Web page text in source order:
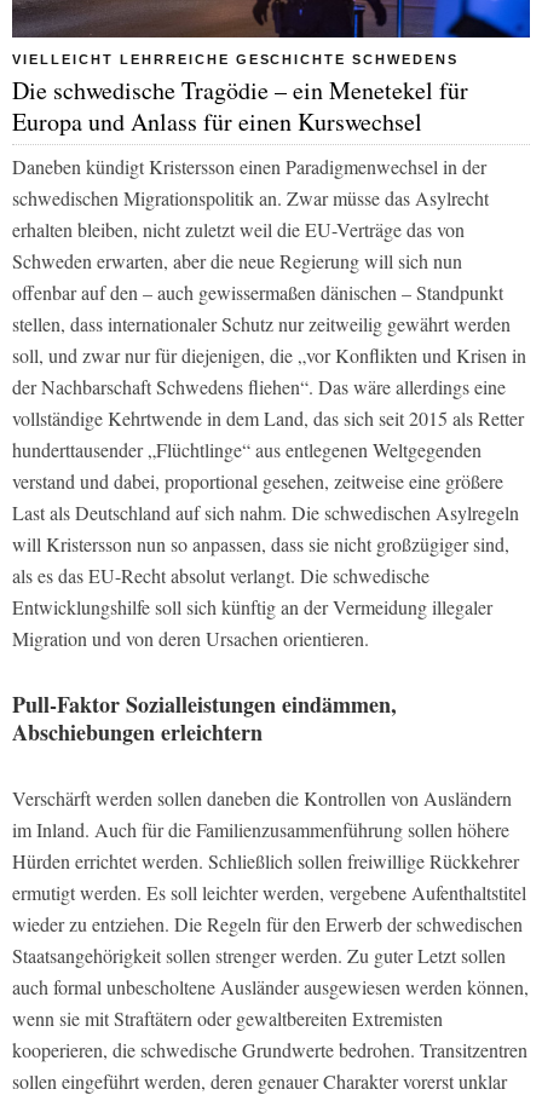
VIELLEICHT LEHRREICHE GESCHICHTE SCHWEDENS
Die schwedische Tragödie – ein Menetekel für
Europa und Anlass für einen Kurswechsel
Daneben kündigt Kristersson einen Paradigmenwechsel in der
schwedischen Migrationspolitik an. Zwar müsse das Asylrecht
erhalten bleiben, nicht zuletzt weil die EU-Verträge das von
Schweden erwarten, aber die neue Regierung will sich nun
offenbar auf den – auch gewissermaßen dänischen – Standpunkt
stellen, dass internationaler Schutz nur zeitweilig gewährt werden
soll, und zwar nur für diejenigen, die „vor Konflikten und Krisen in
der Nachbarschaft Schwedens fliehen“. Das wäre allerdings eine
vollständige Kehrtwende in dem Land, das sich seit 2015 als Retter
hunderttausender „Flüchtlinge“ aus entlegenen Weltgegenden
verstand und dabei, proportional gesehen, zeitweise eine größere
Last als Deutschland auf sich nahm. Die schwedischen Asylregeln
will Kristersson nun so anpassen, dass sie nicht großzügiger sind,
als es das EU-Recht absolut verlangt. Die schwedische
Entwicklungshilfe soll sich künftig an der Vermeidung illegaler
Migration und von deren Ursachen orientieren.
Pull-Faktor Sozialleistungen eindämmen,
Abschiebungen erleichtern
Verschärft werden sollen daneben die Kontrollen von Ausländern
im Inland. Auch für die Familienzusammenführung sollen höhere
Hürden errichtet werden. Schließlich sollen freiwillige Rückkehrer
ermutigt werden. Es soll leichter werden, vergebene Aufenthaltstitel
wieder zu entziehen. Die Regeln für den Erwerb der schwedischen
Staatsangehörigkeit sollen strenger werden. Zu guter Letzt sollen
auch formal unbescholtene Ausländer ausgewiesen werden können,
wenn sie mit Straftätern oder gewaltbereiten Extremisten
kooperieren, die schwedische Grundwerte bedrohen. Transitzentren
sollen eingeführt werden, deren genauer Charakter vorerst unklar